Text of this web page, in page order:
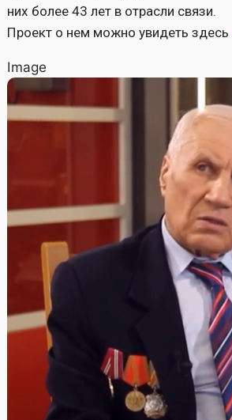
них более 43 лет в отрасли связи.
Проект о нем можно увидеть здесь
Image